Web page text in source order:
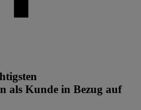
als Kunde in Bezug auf